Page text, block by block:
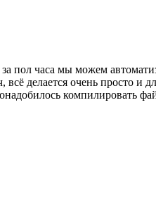
пол часа мы можем
всё делается очень просто и
компилировать